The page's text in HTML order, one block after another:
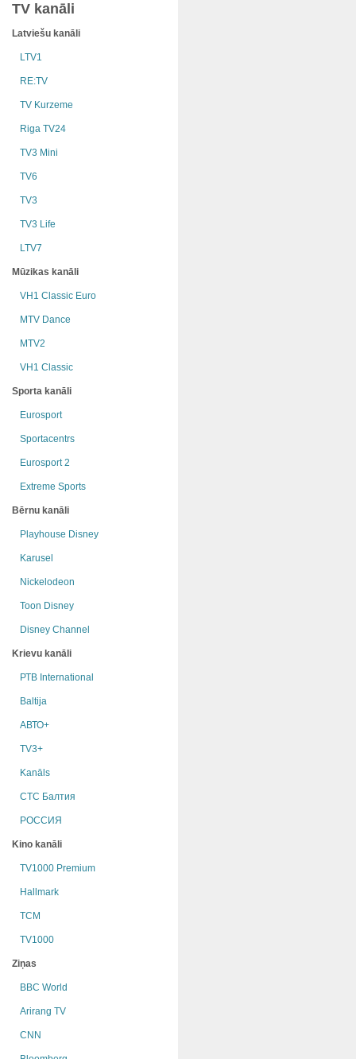
TV kanāli
Latviešu kanāli
LTV1
RE:TV
TV Kurzeme
Riga TV24
TV3 Mini
TV6
TV3
TV3 Life
LTV7
Mūzikas kanāli
VH1 Classic Euro
MTV Dance
MTV2
VH1 Classic
Sporta kanāli
Eurosport
Sportacentrs
Eurosport 2
Extreme Sports
Bērnu kanāli
Playhouse Disney
Karusel
Nickelodeon
Toon Disney
Disney Channel
Krievu kanāli
РТB International
Baltija
АВТО+
TV3+
Kanāls
СТС Балтия
РОССИЯ
Kino kanāli
TV1000 Premium
Hallmark
TCM
TV1000
Ziņas
BBC World
Arirang TV
CNN